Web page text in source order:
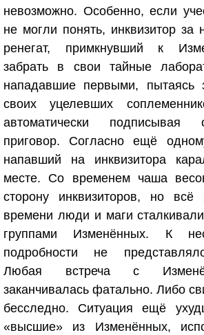
невозможно. Особенно, если
не могли понять, инквизитор
ренегат, примкнувший к
забрать в свои тайные
нападавшие первыми, пытаясь
своих уцелевших
автоматически подписывая
приговор. Согласно ещё
напавший на инквизитора
месте. Со временем чаша
сторону инквизиторов, но
времени люди и маги
группами Изменённых. К
подробности не
Любая встреча с
заканчивалась фатально. Либо
бесследно. Ситуация ещё
«высшие» из Изменённых,